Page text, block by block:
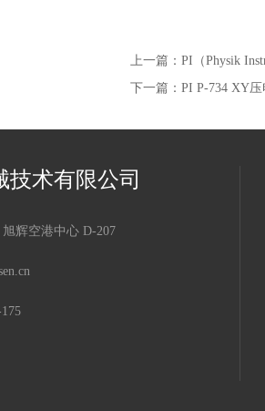
上一篇： PI（Physik
下一篇： PI P-734 XY
技术有限公司
辉空港中心 D-207